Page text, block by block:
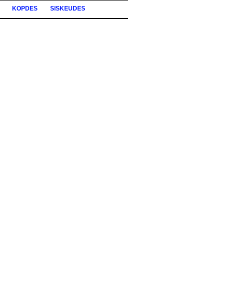
KOPDES SISKEUDES